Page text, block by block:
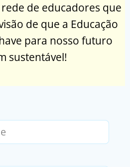
de educadores que
de que a Educação
para nosso futuro
sustentável!